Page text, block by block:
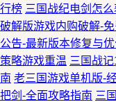
行榜 三国战纪电剑怎
破解版游戏内购破解-
公告-最新版本修复与
策略游戏重温 三国战
南 老三国游戏单机版-
把剑-全面攻略指南 三